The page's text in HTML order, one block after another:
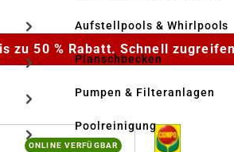
Aufstellpools & Whirlpools
Planschbecken
Pumpen & Filteranlagen
Poolreinigung
zu 50 % Rabatt. Schnell
ONLINE VERFÜGBAR